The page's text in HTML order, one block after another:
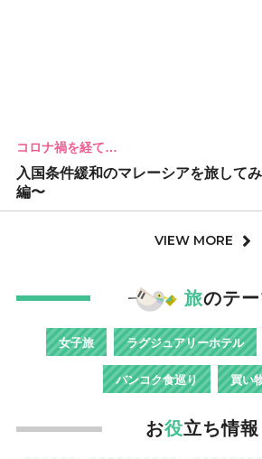
コロナ禍を経て…
入国条件緩和のマレーシアを旅して
編〜
VIEW MORE
旅のテ
女子旅 ラグジュアリーホテル
バンコク食巡り 買い
お役立ち情報